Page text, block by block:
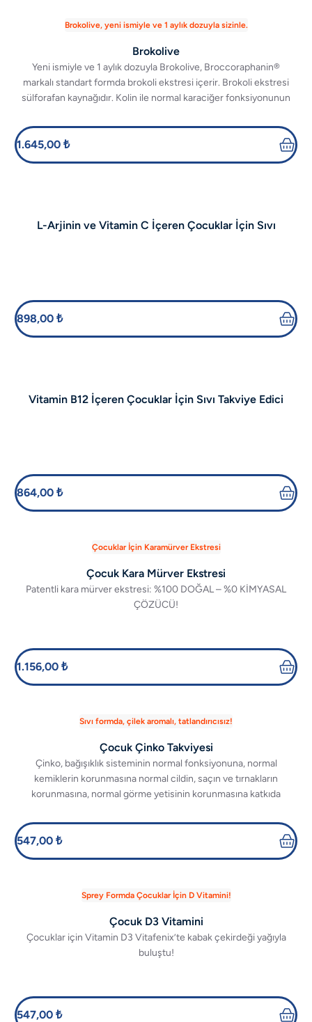
Brokolive, yeni ismiyle ve 1 aylık dozuyla sizinle.
Brokolive
Yeni ismiyle ve 1 aylık dozuyla Brokolive, Broccoraphanin®
markalı standart formda brokoli ekstresi içerir. Brokoli ekstresi
sülforafan kaynağıdır. Kolin ile normal karaciğer fonksiyonunun
1.645,00 ₺
L-Arjinin ve Vitamin C İçeren Çocuklar İçin Sıvı
898,00 ₺
Vitamin B12 İçeren Çocuklar İçin Sıvı Takviye Edici
864,00 ₺
Çocuklar İçin Karamürver Ekstresi
Çocuk Kara Mürver Ekstresi
Patentli kara mürver ekstresi: %100 DOĞAL – %0 KİMYASAL
ÇÖZÜCÜ!
1.156,00 ₺
Sıvı formda, çilek aromalı, tatlandırıcısız!
Çocuk Çinko Takviyesi
Çinko, bağışıklık sisteminin normal fonksiyonuna, normal
kemiklerin korunmasına normal cildin, saçın ve tırnakların
korunmasına, normal görme yetisinin korunmasına katkıda
547,00 ₺
Sprey Formda Çocuklar İçin D Vitamini!
Çocuk D3 Vitamini
Çocuklar için Vitamin D3 Vitafenix’te kabak çekirdeği yağıyla
buluştu!
547,00 ₺